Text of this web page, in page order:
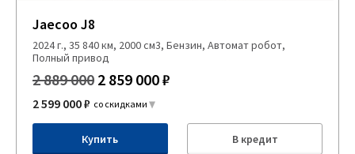
Jaecoo J8
2024 г., 35 840 км, 2000 см3, Бензин, Автомат робот,
Полный привод
2 889 000 2 859 000 ₽
2 599 000 ₽ со скидками
Купить В кредит